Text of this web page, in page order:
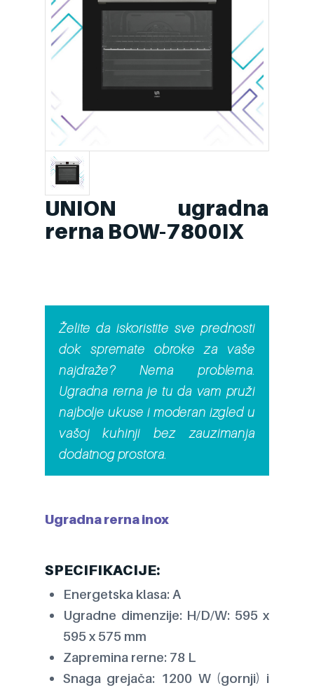
UNION ugradna
rerna BOW-7800IX
Želite da iskoristite sve prednosti
dok spremate obroke za vaše
najdraže? Nema problema.
Ugradna rerna je tu da vam pruži
najbolje ukuse i moderan izgled u
vašoj kuhinji bez zauzimanja
dodatnog prostora.
Ugradna rerna inox
SPECIFIKACIJE:
Energetska klasa: A
Ugradne dimenzije: H/D/W: 595 x
595 x 575 mm
Zapremina rerne: 78 L
Snaga grejača: 1200 W (gornji) i